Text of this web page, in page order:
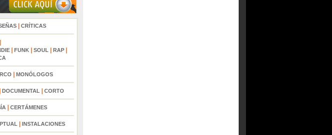
| CRÍTICAS
| FUNK| SOUL| RAP|
MONÓLOGOS
DOCUMENTAL CORTO
CERTÁMENES
INSTALACIONES